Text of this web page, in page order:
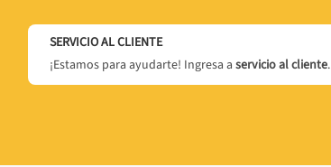
SERVICIO AL CLIENTE
¡Estamos para ayudarte! Ingresa a servicio al cliente.